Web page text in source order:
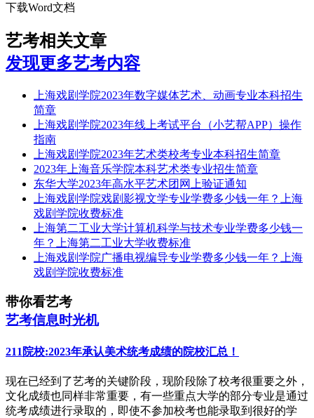
下载Word文档
艺考相关文章
发现更多艺考内容
上海戏剧学院2023年数字媒体艺术、动画专业本科招生
简章
上海戏剧学院2023年线上考试平台（小艺帮APP）操作
指南
上海戏剧学院2023年艺术类校考专业本科招生简章
2023年上海音乐学院本科艺术类专业招生简章
东华大学2023年高水平艺术团网上验证通知
上海戏剧学院戏剧影视文学专业学费多少钱一年？上海
戏剧学院收费标准
上海第二工业大学计算机科学与技术专业学费多少钱一
年？上海第二工业大学收费标准
上海戏剧学院广播电视编导专业学费多少钱一年？上海
戏剧学院收费标准
带你看艺考
艺考信息时光机
211院校:2023年承认美术统考成绩的院校汇总！
​现在已经到了艺考的关键阶段，现阶段除了校考很重要之外，
文化成绩也同样非常重要，有一些重点大学的部分专业是通过
统考成绩进行录取的，即使不参加校考也能录取到很好的学